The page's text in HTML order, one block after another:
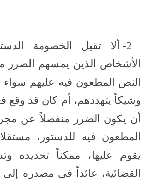
2- ألا تقبل الخصومة
الأشخاص الذين يمسهم الضرر
النص المطعون فيه عليهم سواء
وشيكاً يتهددهم، أم كان قد وقع
أن يكون الضرر منفصلاً عن
المطعون فيه للدستور،
يقوم عليها، ممكناً تحديده
القضائية، عائداً فى مصدره